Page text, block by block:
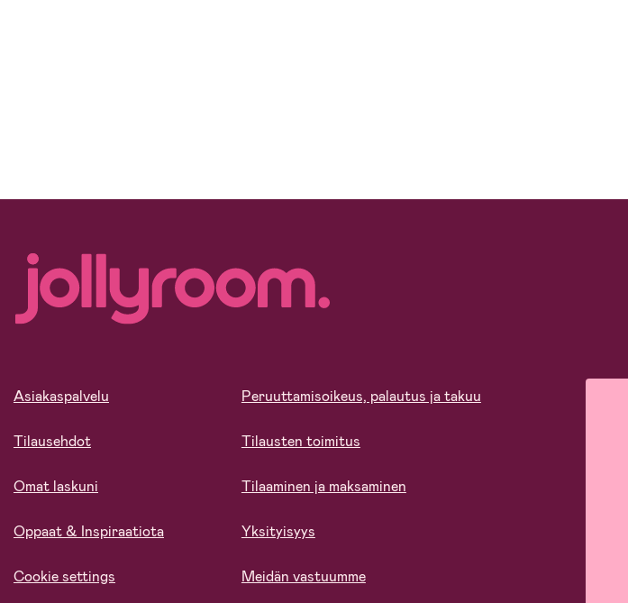
Asiakaspalvelu
Tilausehdot
Omat laskuni
Oppaat & Inspiraatiota
Cookie settings
Peruuttamisoikeus, palautus ja takuu
Tilausten toimitus
Tilaaminen ja maksaminen
Yksityisyys
Meidän vastuumme